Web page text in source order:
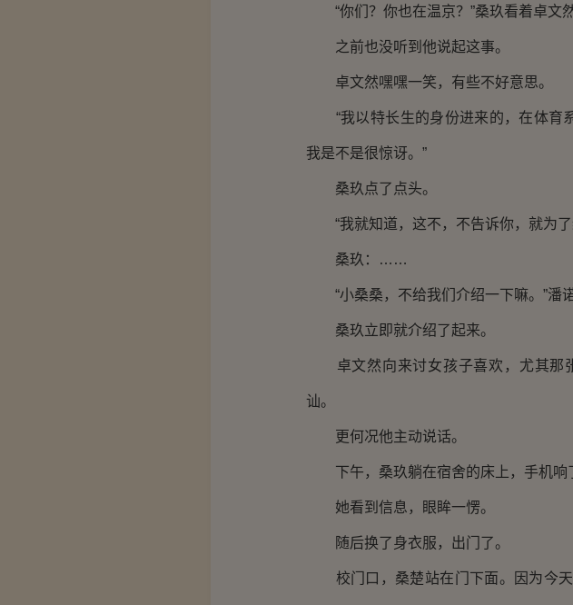
“你们？你也在温京？”桑玖看着卓文然
之前也没听到他说起这事。
卓文然嘿嘿一笑，有些不好意思。
“我以特长生的身份进来的，在体育系
我是不是很惊讶。”
桑玖点了点头。
“我就知道，这不，不告诉你，就为了
桑玖：……
“小桑桑，不给我们介绍一下嘛。”潘诺
桑玖立即就介绍了起来。
卓文然向来讨女孩子喜欢，尤其那
讪。
更何况他主动说话。
下午，桑玖躺在宿舍的床上，手机响
她看到信息，眼眸一愣。
随后换了身衣服，出门了。
校门口，桑楚站在门下面。因为今天